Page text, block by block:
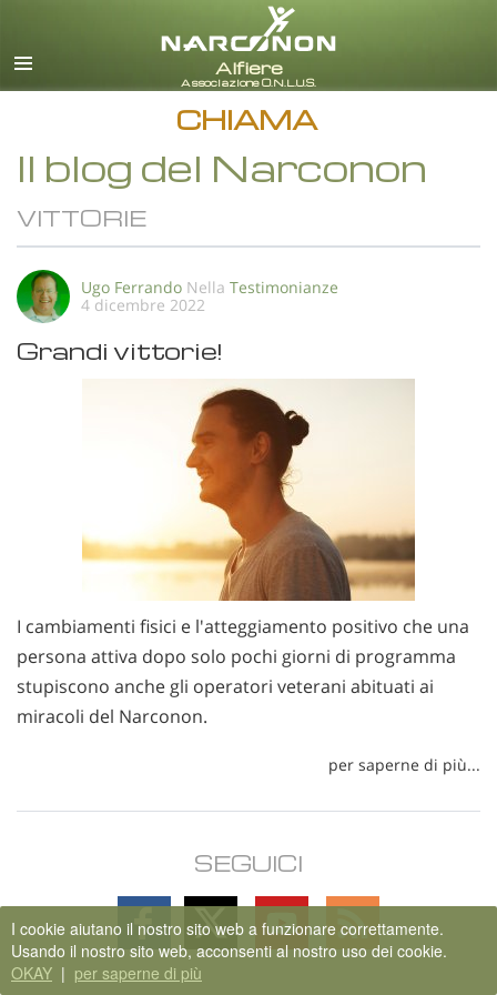
italiano
CHIAMA
Il blog del Narconon
VITTORIE
Ugo Ferrando Nella Testimonianze
4 dicembre 2022
Grandi vittorie!
I cambiamenti fisici e l'atteggiamento positivo che una
persona attiva dopo solo pochi giorni di programma
stupiscono anche gli operatori veterani abituati ai
miracoli del Narconon.
per saperne di più...
SEGUICI
Follow
on
Facebook
Follow
on
Follow
on
Follow
on
I cookie aiutano il nostro sito web a funzionare correttamente.
Usando il nostro sito web, acconsenti al nostro uso dei cookie.
OKAY | per saperne di più